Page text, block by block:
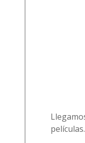
películas.